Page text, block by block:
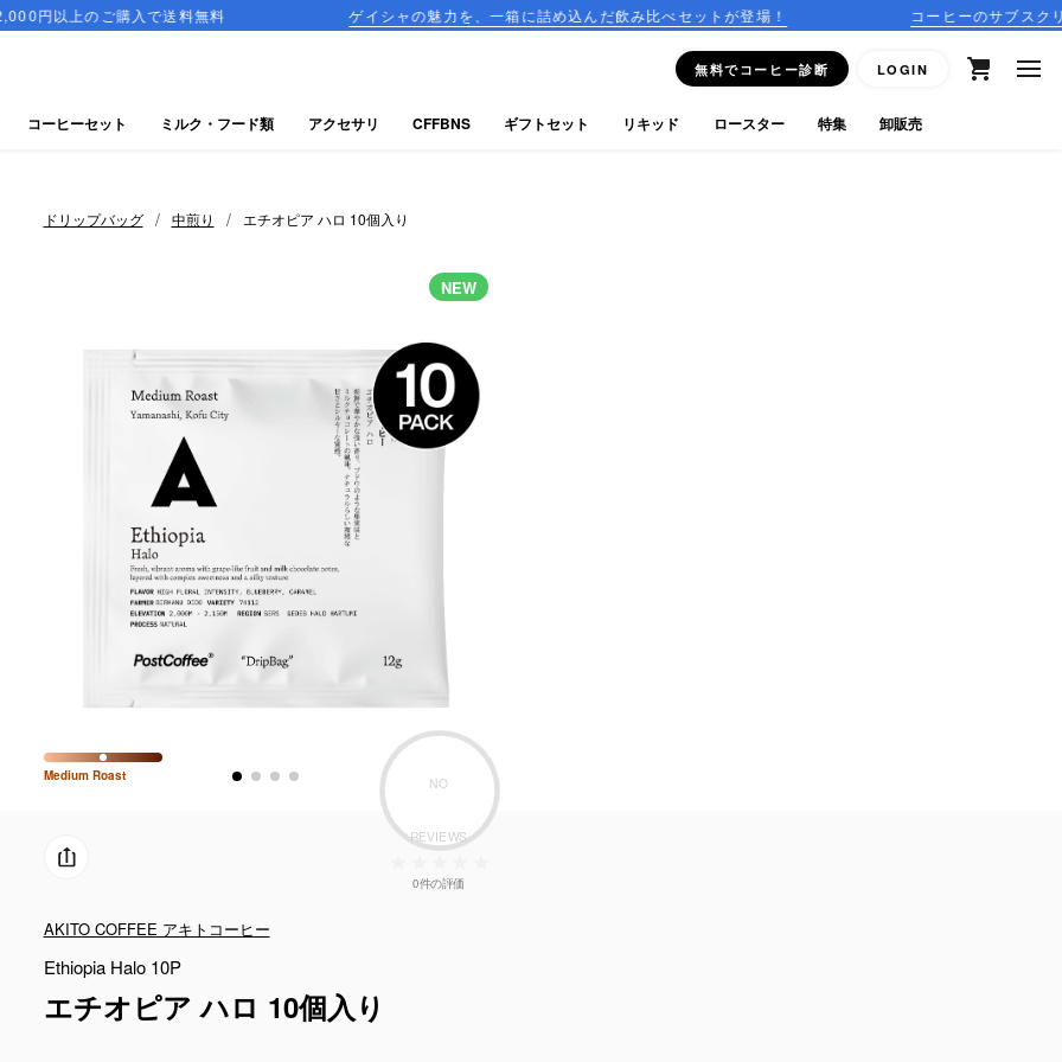
購入で送料無料 ゲイシャの魅力を、一箱に詰め込んだ飲み比べセットが登場！ コーヒーのサブスクリプションはこ
無料でコーヒー診断 LOGIN
ドリップバッグ / 中煎り / エチオピア ハロ 10個入り
NEW
MediumRoast NO
REVIEWS
0件の評価
AKITO COFFEE アキトコーヒー
Ethiopia Halo 10P
エチオピア ハロ 10個入り
コーヒーセット ミルク・フード類 アクセサリ CFFBNS ギフトセット リキッド ロースター 特集 卸販売